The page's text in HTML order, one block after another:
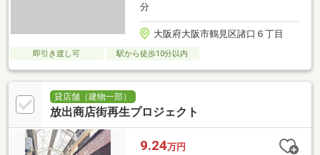
分
大阪府大阪市鶴見区諸口６丁目
即引き渡し可 駅から徒歩10分以内
貸店舗（建物一部）
放出商店街再生プロジェクト
9.24万円